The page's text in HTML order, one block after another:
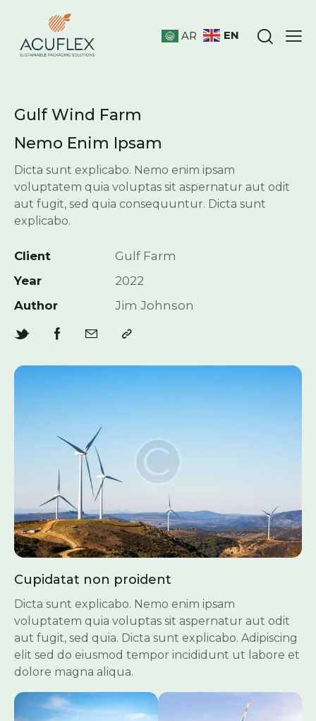
AR EN
Gulf Wind Farm
Nemo Enim Ipsam
Dicta sunt explicabo. Nemo enim ipsam
voluptatem quia voluptas sit aspernatur aut odit
aut fugit, sed quia consequuntur. Dicta sunt
explicabo.
Client
Gulf Farm
Year
2022
Author
Jim Johnson
Cupidatat non proident
Dicta sunt explicabo. Nemo enim ipsam
voluptatem quia voluptas sit aspernatur aut odit
aut fugit, sed quia. Dicta sunt explicabo. Adipiscing
elit sed do eiusmod tempor incididunt ut labore et
dolore magna aliqua.